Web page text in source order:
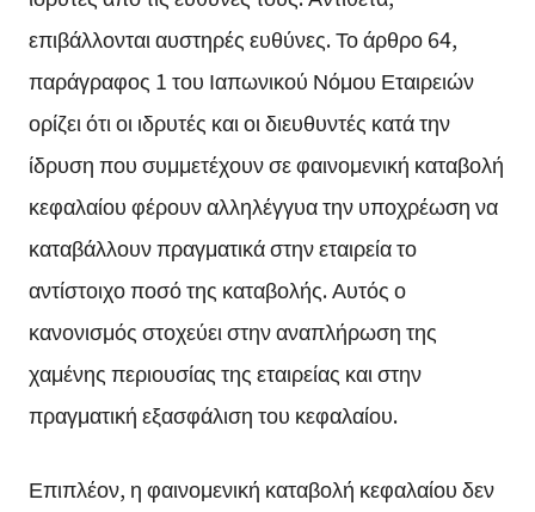
επιβάλλονται αυστηρές ευθύνες. Το άρθρο 64,
παράγραφος 1 του Ιαπωνικού Νόμου Εταιρειών
ορίζει ότι οι ιδρυτές και οι διευθυντές κατά την
ίδρυση που συμμετέχουν σε φαινομενική καταβολή
κεφαλαίου φέρουν αλληλέγγυα την υποχρέωση να
καταβάλλουν πραγματικά στην εταιρεία το
αντίστοιχο ποσό της καταβολής. Αυτός ο
κανονισμός στοχεύει στην αναπλήρωση της
χαμένης περιουσίας της εταιρείας και στην
πραγματική εξασφάλιση του κεφαλαίου.
Επιπλέον, η φαινομενική καταβολή κεφαλαίου δεν